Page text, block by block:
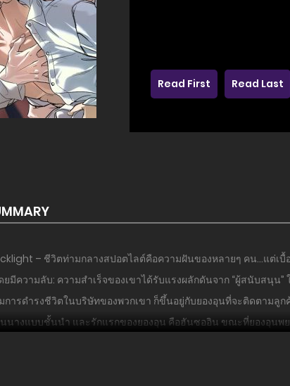
Read First
Read Last
– ชีวิตท่ามกลางสปอตไลต์คือความฝันของหลายๆ คน…แต่เ
มีความลับ: ความสำเร็จของเขาได้รับแรงผลักดันจาก “ผู้สนับสนุน
ารดำรงชีวิตในบริษัทของพวกเขา ก็ขึ้นอยู่กับยองอุนที่จะติดตามลูก
นนางแบบชั้นนำ และรักแรกของยองอุน คือฮันซออิน ขณะที่ยองอุน
า ทั้งสองก็ตกอยู่ในความสัมพันธ์อันซับซ้อนที่ถักทอด้วยคำถามที่ยัง
นใครได้ที่ MANGA-LC.NET เท่านั้น!